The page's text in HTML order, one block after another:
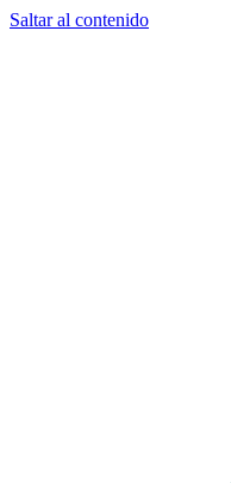
Saltar al contenido